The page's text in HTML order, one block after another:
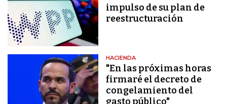
impulso de su plan de
reestructuración
HACIENDA
"En las próximas horas
firmaré el decreto de
congelamiento del
gasto público"